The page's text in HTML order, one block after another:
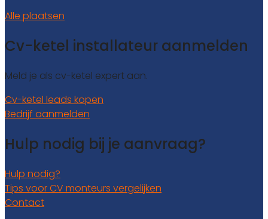
Alle plaatsen
Cv-ketel installateur aanmelden
Meld je als cv-ketel expert aan.
Cv-ketel leads kopen
Bedrijf aanmelden
Hulp nodig bij je aanvraag?
Hulp nodig?
Tips voor CV monteurs vergelijken
Contact